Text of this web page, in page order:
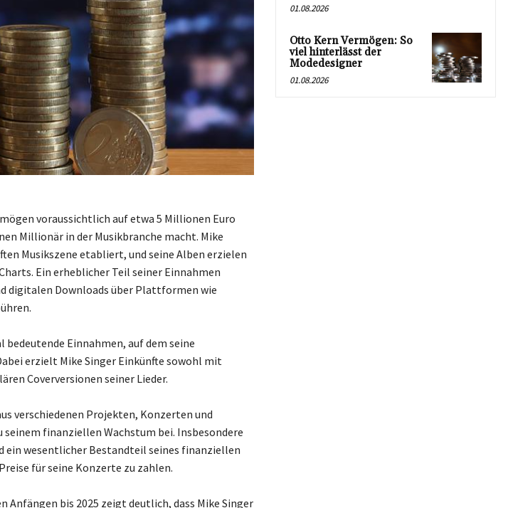
voraussichtlich auf etwa 5 Millionen Euro
Millionär in der Musikbranche macht. Mike
Musikszene etabliert, und seine Alben erzielen
Ein erheblicher Teil seiner Einnahmen
digitalen Downloads über Plattformen wie
Einnahmen, auf dem seine
erzielt Mike Singer Einkünfte sowohl mit
Coverversionen seiner Lieder.
verschiedenen Projekten, Konzerten und
finanziellen Wachstum bei. Insbesondere
ein wesentlicher Bestandteil seines finanziellen
für seine Konzerte zu zahlen.
Anfängen bis 2025 zeigt deutlich, dass Mike Singer
01.08.2026
Otto Kern Vermögen: So
viel hinterlässt der
Modedesigner
01.08.2026